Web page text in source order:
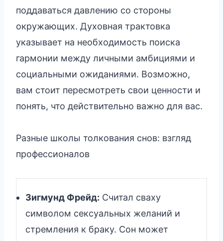
поддаваться давлению со стороны
окружающих. Духовная трактовка
указывает на необходимость поиска
гармонии между личными амбициями и
социальными ожиданиями. Возможно,
вам стоит пересмотреть свои ценности и
понять, что действительно важно для вас.
Разные школы толкования снов: взгляд
профессионалов
Зигмунд Фрейд: Считал сваху
символом сексуальных желаний и
стремления к браку. Сон может